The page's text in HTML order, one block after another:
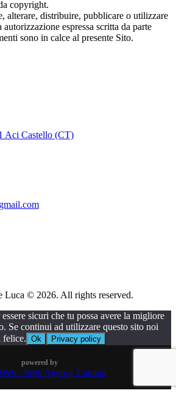
copyright.
alterare, distribuire, pubblicare o utilizzare
espressa scritta da parte
sono in calce al presente Sito.
Aci Castello (CT)
Luca © 2026. All rights reserved.
sicuri che tu possa avere la migliore
Se continui ad utilizzare questo sito noi
felice. Ok Privacy policy
powered by